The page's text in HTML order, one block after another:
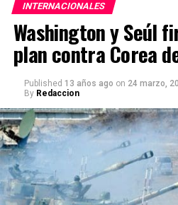
INTERNACIONALES
Washington y Seúl
plan contra Corea
Published 13 años ago on 24 marzo,
By Redaccion